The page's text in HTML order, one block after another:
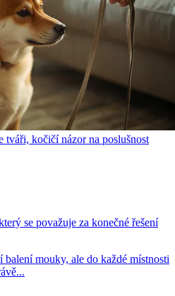
tváři, kočičí názor na poslušnost
se považuje za konečné řešení
mouky, ale do každé místnosti